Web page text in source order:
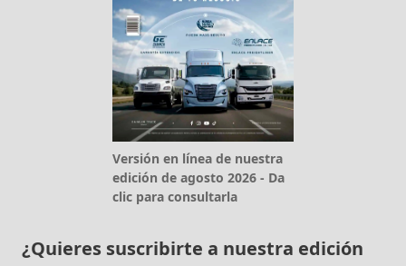
Versión en línea de nuestra
edición de agosto 2026 - Da
clic para consultarla
¿Quieres suscribirte a nuestra edición